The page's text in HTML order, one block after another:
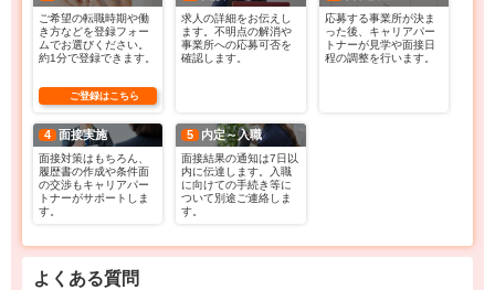
ご希望の転職時期や働
き方などを登録フォー
ムでお選びください。
約1分で登録できます。
ご登録はこちら
求人の詳細をお伝えし
ます。不明点の解消や
事業所への応募可否を
確認します。
応募する事業所が決ま
った後、キャリアパー
トナーが見学や面接日
程の調整を行います。
4 面接実施
面接対策はもちろん、
履歴書の作成や条件面
の交渉もキャリアパー
トナーがサポートしま
す。
5 内定～入職
面接結果の通知は7日以
内に伝達します。入職
に向けての手続き等に
ついて別途ご連絡しま
す。
よくある質問